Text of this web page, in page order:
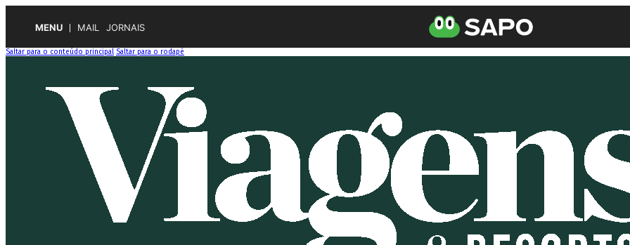
MENU MAIL JORNAIS
Saltar para o conteúdo principal Saltar para o rodapé